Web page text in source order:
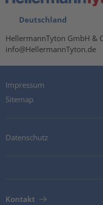
Deutschland
HellermannTyton GmbH &
info@HellermannTyton.de
Impressum
Sitemap
Datenschutz
Kontakt